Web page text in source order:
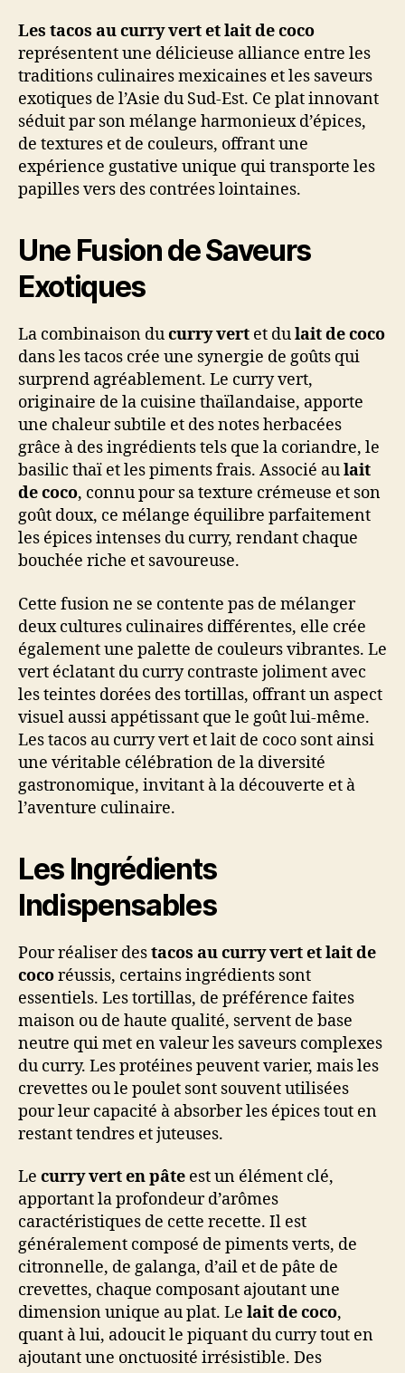
Les tacos au curry vert et lait de coco
représentent une délicieuse alliance entre les
traditions culinaires mexicaines et les saveurs
exotiques de l’Asie du Sud-Est. Ce plat innovant
séduit par son mélange harmonieux d’épices,
de textures et de couleurs, offrant une
expérience gustative unique qui transporte les
papilles vers des contrées lointaines.
Une Fusion de Saveurs
Exotiques
La combinaison ducurry vert et dulait de coco
dans les tacos crée une synergie de goûts qui
surprend agréablement. Le curry vert,
originaire de la cuisine thaïlandaise, apporte
une chaleur subtile et des notes herbacées
grâce à des ingrédients tels que la coriandre, le
basilic thaï et les piments frais. Associé aulait
de coco, connu pour sa texture crémeuse et son
goût doux, ce mélange équilibre parfaitement
les épices intenses du curry, rendant chaque
bouchée riche et savoureuse.
Cette fusion ne se contente pas de mélanger
deux cultures culinaires différentes, elle crée
également une palette de couleurs vibrantes. Le
vert éclatant du curry contraste joliment avec
les teintes dorées des tortillas, offrant un aspect
visuel aussi appétissant que le goût lui-même.
Les tacos au curry vert et lait de coco sont ainsi
une véritable célébration de la diversité
gastronomique, invitant à la découverte et à
l’aventure culinaire.
Les Ingrédients
Indispensables
Pour réaliser destacos au curry vert et lait de
cocoréussis, certains ingrédients sont
essentiels. Les tortillas, de préférence faites
maison ou de haute qualité, servent de base
neutre qui met en valeur les saveurs complexes
du curry. Les protéines peuvent varier, mais les
crevettes ou le poulet sont souvent utilisées
pour leur capacité à absorber les épices tout en
restant tendres et juteuses.
Le curry vert en pâte est un élément clé,
apportant la profondeur d’arômes
caractéristiques de cette recette. Il est
généralement composé de piments verts, de
citronnelle, de galanga, d’ail et de pâte de
crevettes, chaque composant ajoutant une
dimension unique au plat. Le lait de coco,
quant à lui, adoucit le piquant du curry tout en
ajoutant une onctuosité irrésistible. Des